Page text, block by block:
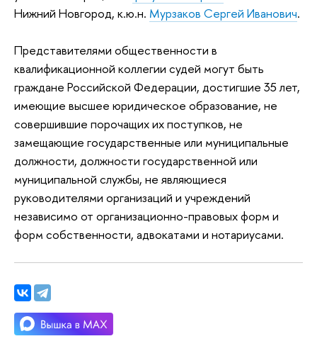
Нижний Новгород, к.ю.н. Мурзаков Сергей Иванович.
Представителями общественности в
квалификационной коллегии судей могут быть
граждане Российской Федерации, достигшие 35 лет,
имеющие высшее юридическое образование, не
совершившие порочащих их поступков, не
замещающие государственные или муниципальные
должности, должности государственной или
муниципальной службы, не являющиеся
руководителями организаций и учреждений
независимо от организационно-правовых форм и
форм собственности, адвокатами и нотариусами.